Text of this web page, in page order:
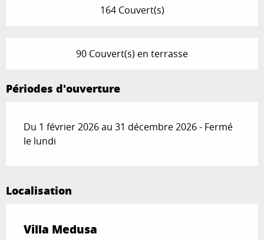
164 Couvert(s)
90 Couvert(s) en terrasse
Périodes d'ouverture
Du 1 février 2026 au 31 décembre 2026 - Fermé
le lundi
Localisation
Villa Medusa